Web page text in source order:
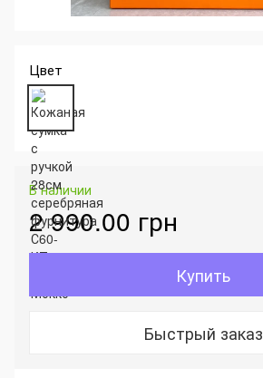
Цвет
В наличии
2 990.00 грн
Купить
Быстрый заказ